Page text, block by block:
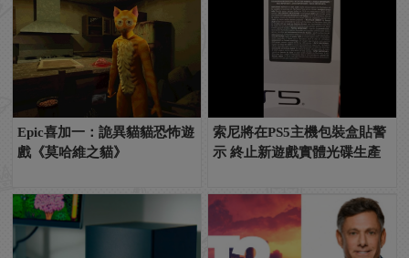
Epic喜加一：詭異貓貓恐怖遊
戲《莫哈維之貓》
索尼將在PS5主機包裝盒貼警
示 終止新遊戲實體光碟生產